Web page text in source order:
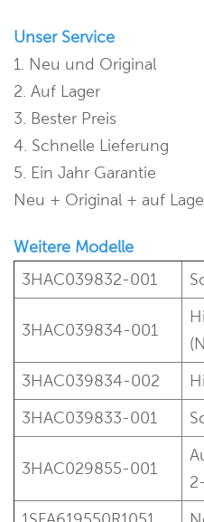
Unser Service
1. Neu und Original
2. Auf Lager
3. Bester Preis
4. Schnelle Lieferung
5. Ein Jahr Garantie
Neu + Original + auf
Weitere Modelle
3HAC039832-001
3HAC039834-001
3HAC039834-002
3HAC039833-001
3HAC029855-001